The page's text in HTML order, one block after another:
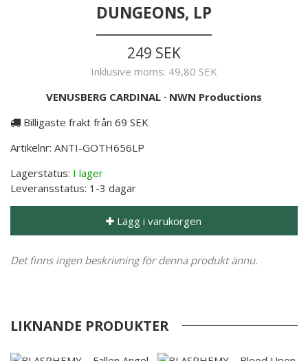
DUNGEONS, LP
249 SEK
Inklusive moms: 49,80 SEK
VENUSBERG CARDINAL· NWN Productions
Billigaste frakt från 69 SEK
Artikelnr: ANTI-GOTH656LP
Lagerstatus: I lager
Leveransstatus: 1-3 dagar
Lägg i varukorgen
Det finns ingen beskrivning för denna produkt ännu.
LIKNANDE PRODUKTER